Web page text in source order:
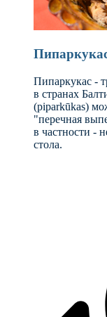
Пипаркукас -
в странах
(piparkūkas)
"перечная
в частности -
стола.